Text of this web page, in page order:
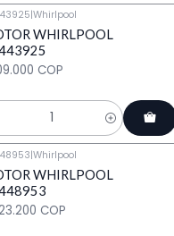
|Whirlpool
WHIRLPOOL
COP
|Whirlpool
WHIRLPOOL
COP